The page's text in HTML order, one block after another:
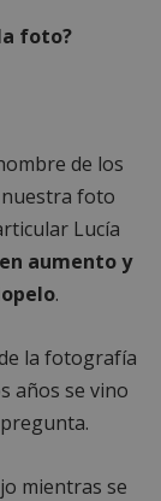
foto?
de los
nuestra foto
Lucía
aumento y
.
la fotografía
años se vino
mientras se